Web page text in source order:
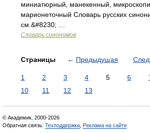
миниатюрный, манекенный,
марионеточный Словарь русских
см.&#8230; …
Словарь синонимов
Страницы ← Предыдущая
1 2 3 4 5 6
10
11 12 13
© Академик, 2000-2026
Обратная связь: Техподдержка Реклама на сайте